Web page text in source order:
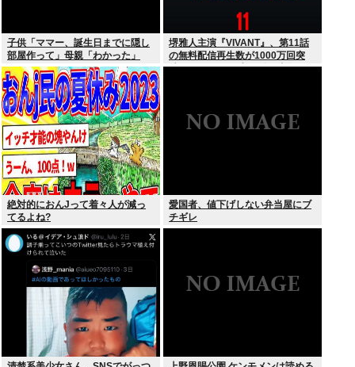
子供「ママー、誕生日までに隠し
部屋作って」母親「わかった」
堺雅人主演『VIVANT』、第11話
の無料配信再生数が1000万回突
破！ TVerお気に入り登録者数は
絶対的におんJって着々人が減っ
てるよね?
愛国者、値下げしない弁当屋にブ
チギレ